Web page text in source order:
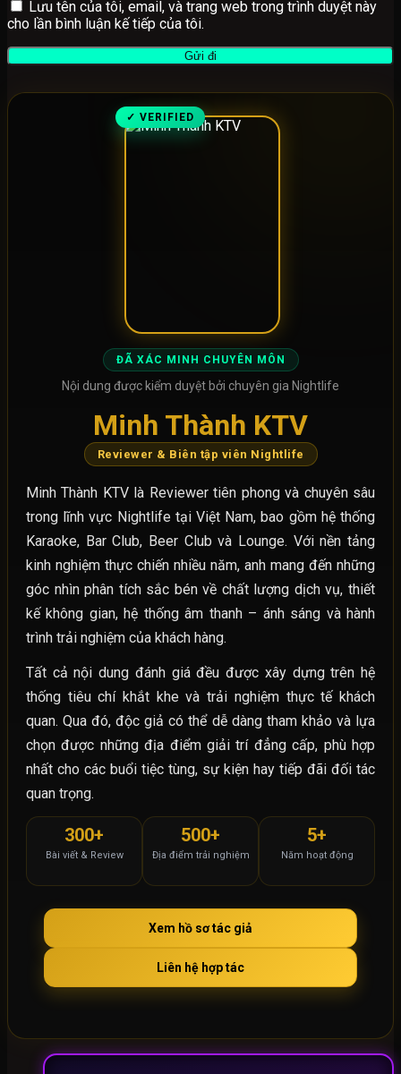
Lưu tên của tôi, email, và trang web trong trình duyệt này
cho lần bình luận kế tiếp của tôi.
✓ VERIFIED
ĐÃ XÁC MINH CHUYÊN MÔN
Nội dung được kiểm duyệt bởi chuyên gia Nightlife
Minh Thành KTV
Reviewer & Biên tập viên Nightlife
Minh Thành KTV là Reviewer tiên phong và chuyên sâu
trong lĩnh vực Nightlife tại Việt Nam, bao gồm hệ thống
Karaoke, Bar Club, Beer Club và Lounge. Với nền tảng
kinh nghiệm thực chiến nhiều năm, anh mang đến những
góc nhìn phân tích sắc bén về chất lượng dịch vụ, thiết
kế không gian, hệ thống âm thanh – ánh sáng và hành
trình trải nghiệm của khách hàng.
Tất cả nội dung đánh giá đều được xây dựng trên hệ
thống tiêu chí khắt khe và trải nghiệm thực tế khách
quan. Qua đó, độc giả có thể dễ dàng tham khảo và lựa
chọn được những địa điểm giải trí đẳng cấp, phù hợp
nhất cho các buổi tiệc tùng, sự kiện hay tiếp đãi đối tác
quan trọng.
300+
Bài viết & Review
500+
Địa điểm trải nghiệm
5+
Năm hoạt động
Xem hồ sơ tác giả
Liên hệ hợp tác